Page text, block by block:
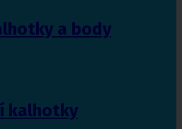
a body
kalhotky